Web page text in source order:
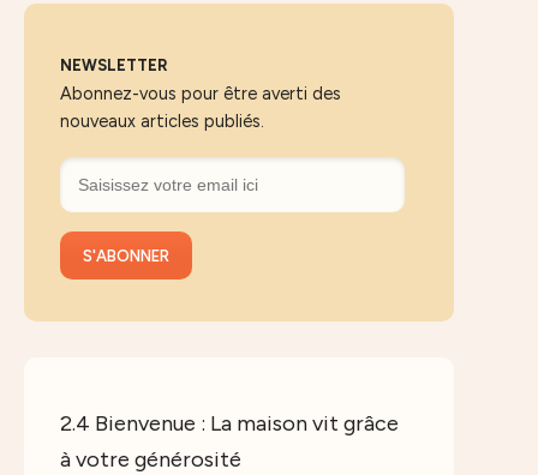
NEWSLETTER
Abonnez-vous pour être averti des
nouveaux articles publiés.
2.4 Bienvenue : La maison vit grâce
à votre générosité